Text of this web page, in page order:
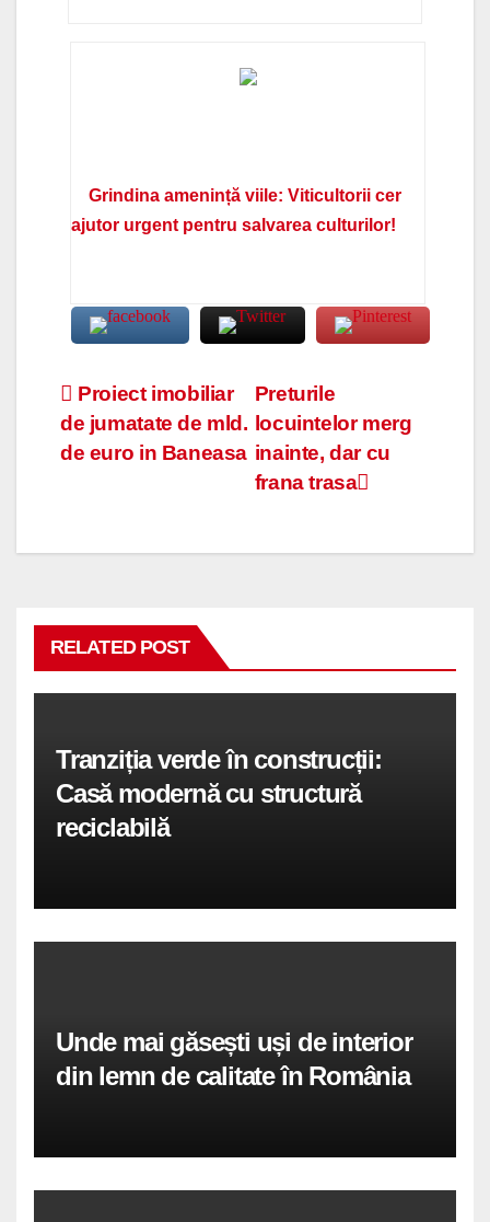
Grindina amenință viile: Viticultorii cer
ajutor urgent pentru salvarea culturilor!
Navigare
în
Preturile
locuintelor merg
inainte, dar cu
frana trasa
Proiect imobiliar
de jumatate de mld.
de euro in Baneasa
RELATED POST
Tranziția verde în construcții:
Casă modernă cu structură
reciclabilă
Unde mai găsești uși de interior
din lemn de calitate în România